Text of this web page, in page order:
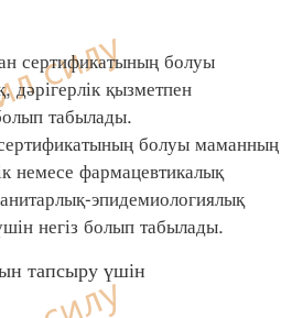
болуы
қызметпен
табылады.
болуы маманның
немесе фармацевтикалық
эпидемиологиялық
негіз болып табылады.
тапсыру үшін